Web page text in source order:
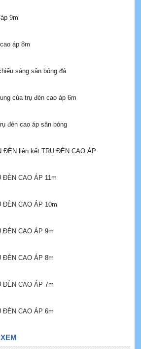
9m
áp 8m
sáng sân bóng đá
của trụ đèn cao áp 6m
đèn cao áp sân bóng
ĐÈN liên kết TRỤ ĐÈN CAO ÁP
ĐÈN CAO ÁP 11m
ĐÈN CAO ÁP 10m
ĐÈN CAO ÁP 9m
ĐÈN CAO ÁP 8m
ĐÈN CAO ÁP 7m
ĐÈN CAO ÁP 6m